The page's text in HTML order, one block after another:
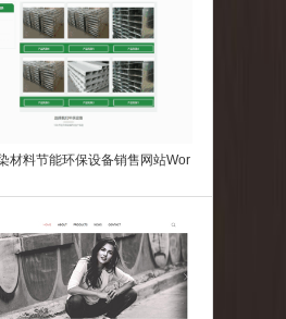
材料节能环保设备销售网站Wor